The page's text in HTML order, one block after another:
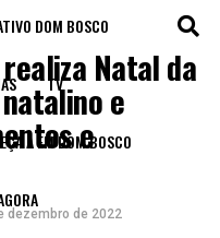
DOM BOSCO
TV
A FM DOM BOSCO
Natal da
e
e
dezembro de 2022